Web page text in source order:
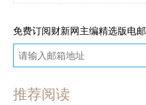
免费订阅财新网主编精选版电邮
推荐阅读